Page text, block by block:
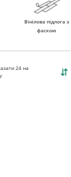
Вінілова підлога з
фаскою
24на